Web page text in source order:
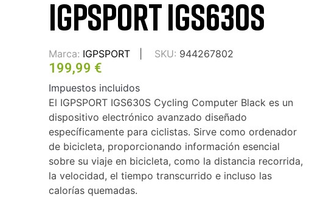
IGPSPORT IGS630S
Marca: IGPSPORT SKU: 944267802
199,99 €
Impuestos incluidos
El IGPSPORT IGS630S Cycling Computer Black es un
dispositivo electrónico avanzado diseñado
específicamente para ciclistas. Sirve como ordenador
de bicicleta, proporcionando información esencial
sobre su viaje en bicicleta, como la distancia recorrida,
la velocidad, el tiempo transcurrido e incluso las
calorías quemadas.